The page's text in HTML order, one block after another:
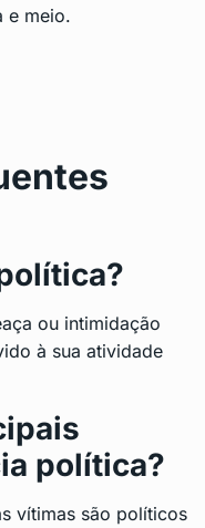
e meio.
ou intimidação
à sua atividade
política?
vítimas são políticos